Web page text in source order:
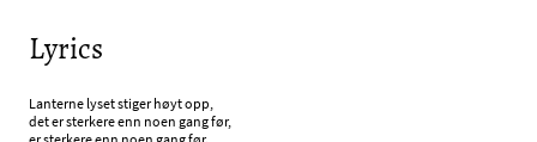
Lyrics
Lanterne lyset stiger høyt opp,
det er sterkere enn noen gang før,